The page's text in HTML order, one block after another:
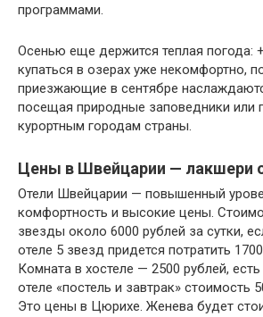
программами.
Осенью еще держится теплая погода:
купаться в озерах уже некомфортно,
приезжающие в сентябре
посещая природные заповедники или
курортным городам страны.
Цены в Швейцарии — лакшери
Отели Швейцарии — повышенный
комфортность и высокие цены.
звезды около 6000 рублей за сутки,
отеле 5 звезд придется потратить
Комната в хостеле — 2500 рублей,
отеле «постель и завтрак» стоимость
Это цены в Цюрихе. Женева будет